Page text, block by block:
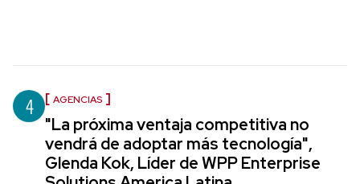
4 AGENCIAS
"La próxima ventaja competitiva no
vendrá de adoptar más tecnología",
Glenda Kok, Líder de WPP Enterprise